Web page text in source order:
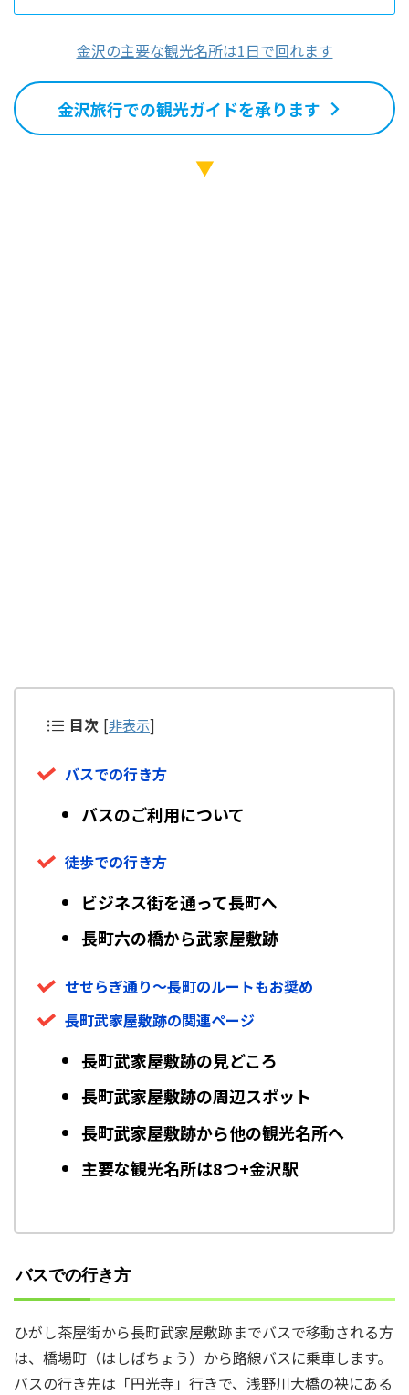
金沢の主要な観光名所は1日で回れます
金沢旅行での観光ガイドを承ります
▼
目次 [非表示]
バスでの行き方
バスのご利用について
徒歩での行き方
ビジネス街を通って長町へ
長町六の橋から武家屋敷跡
せせらぎ通り～長町のルートもお奨め
長町武家屋敷跡の関連ページ
長町武家屋敷跡の見どころ
長町武家屋敷跡の周辺スポット
長町武家屋敷跡から他の観光名所へ
主要な観光名所は8つ+金沢駅
バスでの行き方
ひがし茶屋街から長町武家屋敷跡までバスで移動される方
は、橋場町（はしばちょう）から路線バスに乗車します。
バスの行き先は「円光寺」行きで、浅野川大橋の袂にある